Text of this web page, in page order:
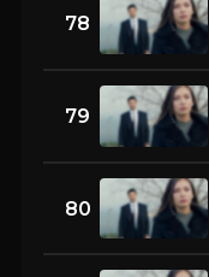
78
79
80